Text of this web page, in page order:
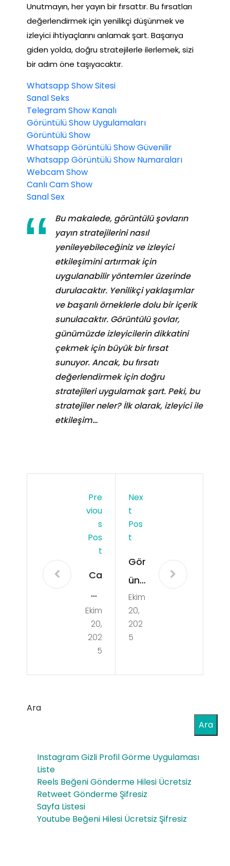
Unutmayın, her yayın bir fırsattır. Bu fırsatları
değerlendirmek için yenilikçi düşünmek ve
izleyici ihtiyaçlarını anlamak şart. Başarıya
giden yolda, doğru stratejilerle ilerlemek, sizi
bir adım öne taşıyacaktır.
Whatsapp Show Sitesi
Sanal Seks
Telegram Show Kanalı
Görüntülü Show Uygulamaları
Görüntülü Show
Whatsapp Görüntülü Show Güvenilir
Whatsapp Görüntülü Show Numaraları
Webcam Show
Canlı Cam Show
Sanal Sex
Bu makalede, görüntülü şovların
yayın stratejilerini nasıl
yenileyebileceğiniz ve izleyici
etkileşimini artırmak için
uygulanabilir yöntemler üzerinde
durulacaktır. Yenilikçi yaklaşımlar
ve başarılı örneklerle dolu bir içerik
sunulacaktır. Görüntülü şovlar,
günümüzde izleyicilerin dikkatini
çekmek için büyük bir fırsat
sunuyor. Ancak, bu fırsatı
değerlendirmek için doğru
stratejileri uygulamak şart. Peki, bu
stratejiler neler? İlk olarak, izleyici ile
etkileşim…
Pre
Viou
S
Pos
T
Ca
mi
Avi
zesi
Üre
Lab
ora
tuv
ar
Ekim
20,
202
5
Nex
T
Pos
T
Gör
ünt
ülü
Sho
wla
Yay
Beli
ir
Ekim
20,
202
5
Ara
Ara
Instagram Gizli Profil Görme Uygulaması
Liste
Reels Beğeni Gönderme Hilesi Ücretsiz
Retweet Gönderme Şifresiz
Sayfa Listesi
Youtube Beğeni Hilesi Ücretsiz Şifresiz